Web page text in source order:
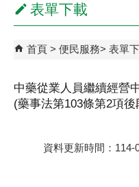
表單下載
首頁 便民服務 表單
中藥從業人員繼續經營
(藥事法第103條第2項後
資料更新時間：114-